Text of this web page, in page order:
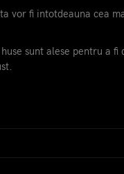
vor fi intotdeauna cea
sunt alese pentru a fi